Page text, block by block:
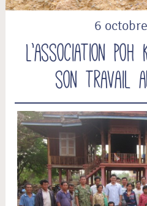
6
L’association
son travail